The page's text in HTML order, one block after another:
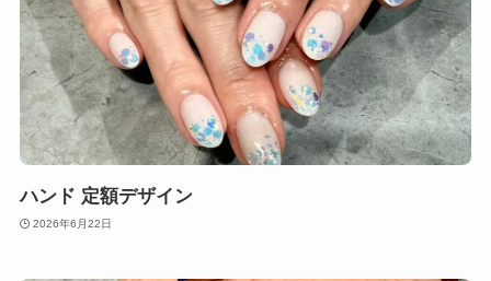
ハンド 定額デザイン
2026年6月22日